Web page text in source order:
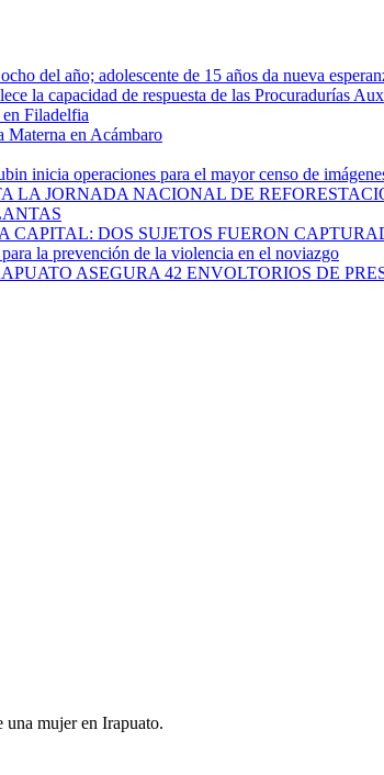
del año; adolescente de 15 años da nueva
la capacidad de respuesta de las Procuradurías
Filadelfia
Materna en Acámbaro
inicia operaciones para el mayor censo de
LA JORNADA NACIONAL DE
CAPITAL: DOS SUJETOS FUERON
la prevención de la violencia en el noviazgo
ASEGURA 42 ENVOLTORIOS DE
una mujer en Irapuato.